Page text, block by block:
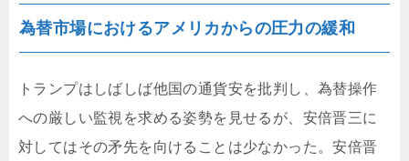
為替市場におけるアメリカからの圧力の緩和
トランプはしばしば他国の通貨安を批判し、為替操作
への厳しい監視を求める姿勢を見せるが、安倍晋三に
対してはその矛先を向けることは少なかった。安倍晋